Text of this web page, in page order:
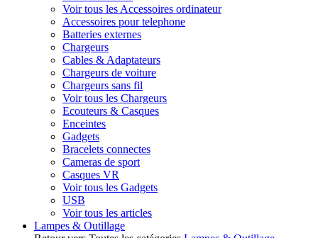
Voir tous les Accessoires ordinateur
Accessoires pour telephone
Batteries externes
Chargeurs
Cables & Adaptateurs
Chargeurs de voiture
Chargeurs sans fil
Voir tous les Chargeurs
Ecouteurs & Casques
Enceintes
Gadgets
Bracelets connectes
Cameras de sport
Casques VR
Voir tous les Gadgets
USB
Voir tous les articles
Lampes & Outillage